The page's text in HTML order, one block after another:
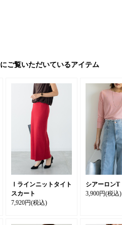
ご覧いただいているアイテム
Ⅰラインニットタイト
スカート
7,920円(税込)
シアーロンT
3,900円(税込)